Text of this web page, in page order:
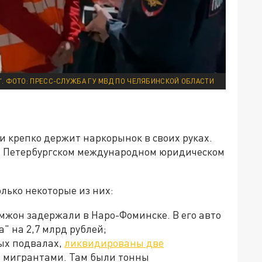
ФОТО: ПРЕСС-СЛУЖБА ГУ МВД ПО ЧЕЛЯБИНСКОЙ ОБЛАСТИ
держит наркорынок в своих руках.
международном юридическом
некоторые из них:
задержали в Наро-Фоминске. В его авто
на 2,7 млрд рублей;
подвалах, ликвидированы две
мигрантами. Там были тонны